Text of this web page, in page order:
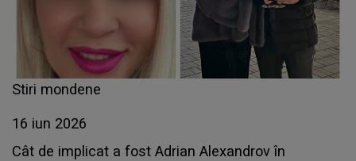
Stiri mondene
16 iun 2026
Cât de implicat a fost Adrian Alexandrov în